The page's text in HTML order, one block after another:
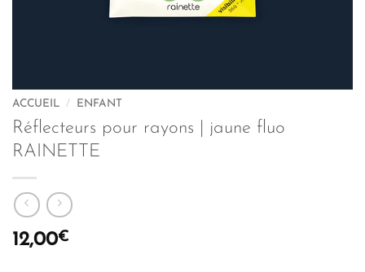
ACCUEIL / ENFANT
Réflecteurs pour rayons | jaune fluo
RAINETTE
12,00€